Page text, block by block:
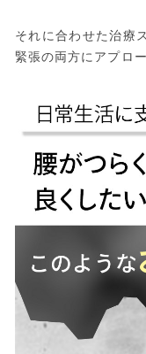
それに合わせた治療
緊張の両方にアプロ